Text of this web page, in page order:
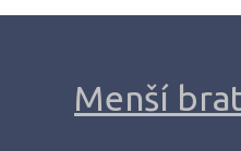
Menší